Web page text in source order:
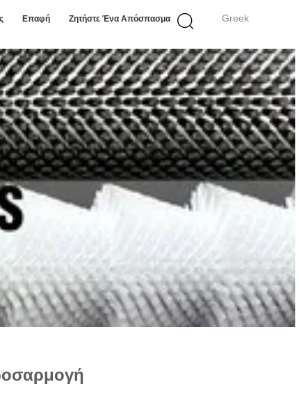
Greek
Επαφή Ζητήστε Ένα Απόσπασμα